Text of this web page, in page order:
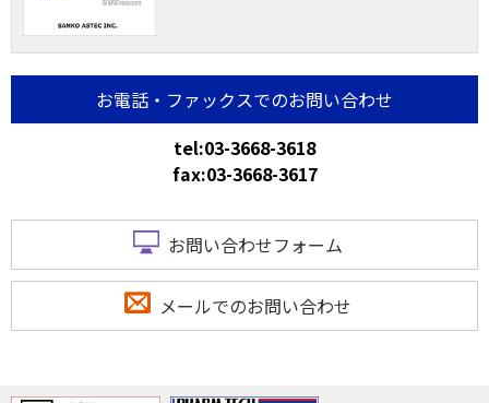
お電話・ファックスでのお問い合わせ
tel:03-3668-3618
fax:03-3668-3617
お問い合わせフォーム
メールでのお問い合わせ